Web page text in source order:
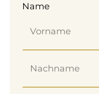
CA. 4,1%
Name